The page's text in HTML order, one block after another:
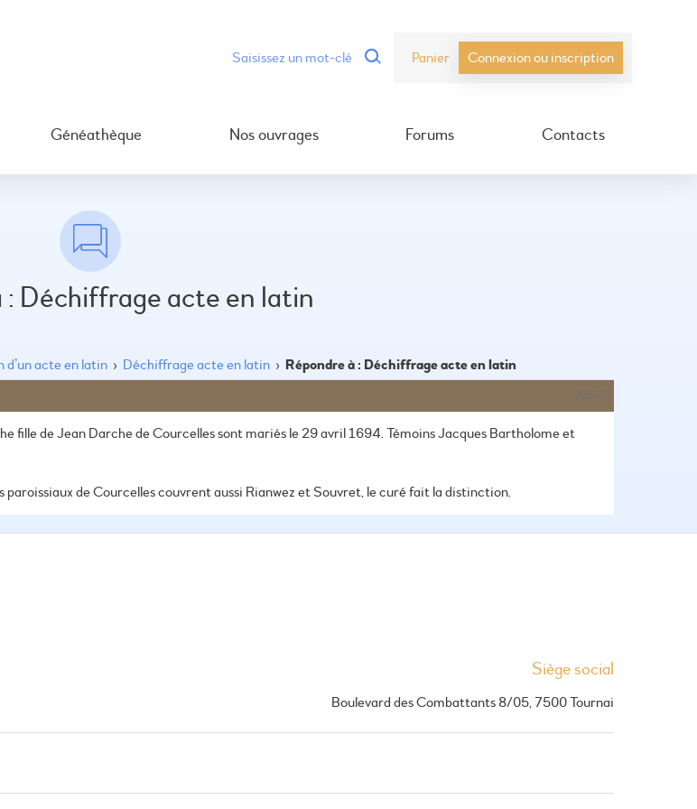
Panier Connexion ou inscription
Généathèque Nos ouvrages Forums Contacts
: Déchiffrage acte en latin
d’un acte en latin › Déchiffrage acte en latin › Répondre à : Déchiffrage acte en latin
fille de Jean Darche de Courcelles sont mariés le 29 avril 1694. Témoins Jacques Bartholome et
de Courcelles couvrent aussi Rianwez et Souvret, le curé fait la distinction.
Siège social
Boulevard des Combattants 8/05, 7500 Tournai